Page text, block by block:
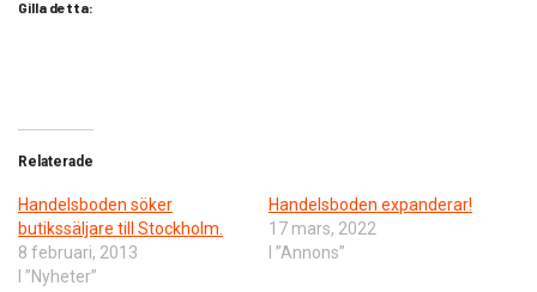
Gilla detta:
Relaterade
Handelsboden söker
butikssäljare till Stockholm.
8 februari, 2013
I ”Nyheter”
Handelsboden expanderar!
17 mars, 2022
I ”Annons”